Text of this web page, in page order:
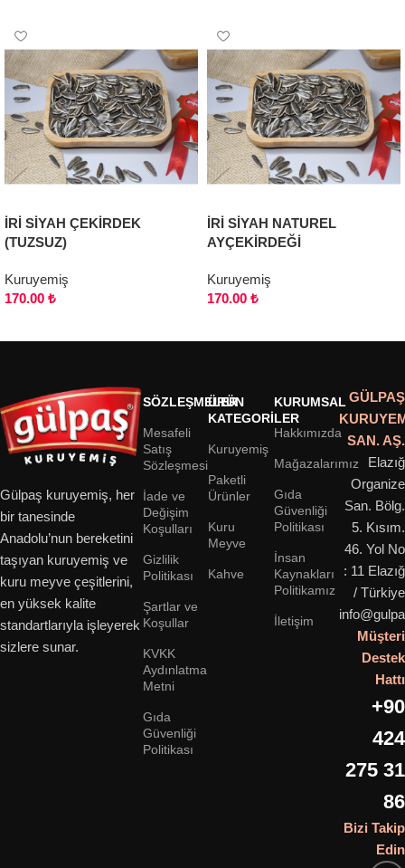
İRİ SİYAH ÇEKİRDEK
(TUZSUZ)
Kuruyemiş
170.00 ₺
İRİ SİYAH NATUREL
AYÇEKİRDEĞİ
Kuruyemiş
170.00 ₺
Gülpaş kuruyemiş, her
bir tanesinde
Anadolu’nun bereketini
taşıyan kuruyemiş ve
kuru meyve çeşitlerini,
en yüksek kalite
standartlarıyla işleyerek
sizlere sunar.
SÖZLEŞMELER
Mesafeli
Satış
Sözleşmesi
İade ve
Değişim
Koşulları
Gizlilik
Politikası
Şartlar ve
Koşullar
KVKK
Aydınlatma
Metni
Gıda
Güvenliği
Politikası
ÜRÜN
KATEGORILER
Kuruyemiş
Paketli
Ürünler
Kuru
Meyve
Kahve
KURUMSAL
Hakkımızda
Mağazalarımız
Gıda
Güvenliği
Politikası
İnsan
Kaynakları
Politikamız
İletişim
GÜLPAŞ
SAN. AŞ.
Elazığ
Organize
San. Bölg.
5. Kısım.
46. Yol No
: 11 Elazığ
/ Türkiye
Müşteri
Destek
Hattı
+90
424
275 31
86
Bizi Takip
Edin